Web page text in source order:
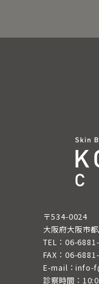
〒534-0024
大阪府大阪市
TEL：06-
FAX：06-
E-mail：info-
診察時間：